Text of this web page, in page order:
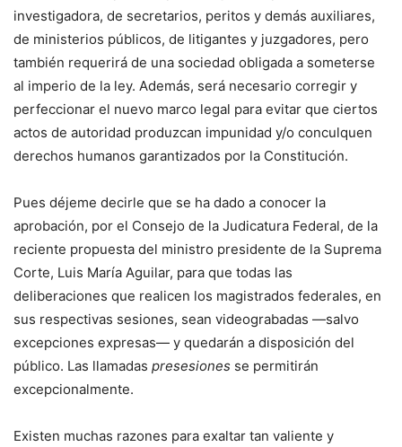
investigadora, de secretarios, peritos y demás auxiliares,
de ministerios públicos, de litigantes y juzgadores, pero
también requerirá de una sociedad obligada a someterse
al imperio de la ley. Además, será necesario corregir y
perfeccionar el nuevo marco legal para evitar que ciertos
actos de autoridad produzcan impunidad y/o conculquen
derechos humanos garantizados por la Constitución.
Pues déjeme decirle que se ha dado a conocer la
aprobación, por el Consejo de la Judicatura Federal, de la
reciente propuesta del ministro presidente de la Suprema
Corte, Luis María Aguilar, para que todas las
deliberaciones que realicen los magistrados federales, en
sus respectivas sesiones, sean videograbadas —salvo
excepciones expresas— y quedarán a disposición del
público. Las llamadas presesiones se permitirán
excepcionalmente.
Existen muchas razones para exaltar tan valiente y